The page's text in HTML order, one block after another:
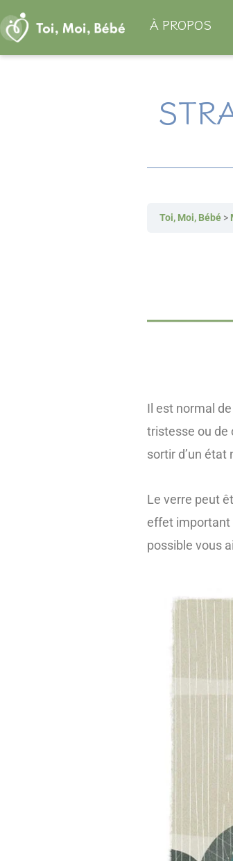
Aller
au
contenu
À PROPOS
Toi, Moi, Bébé
Il est normal
tristesse ou de
sortir d’un
Le verre peut
effet important
possible vous